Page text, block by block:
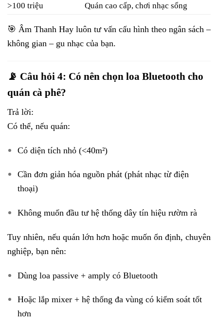
>100 triệu
Quán cao cấp, chơi nhạc sống
🎯 Âm Thanh Hay luôn tư vấn cấu hình theo ngân sách –
không gian – gu nhạc của bạn.
📡 Câu hỏi 4: Có nên chọn loa Bluetooth cho
quán cà phê?
Trả lời:
Có thể, nếu quán:
Có diện tích nhỏ (<40m²)
Cần đơn giản hóa nguồn phát (phát nhạc từ điện
thoại)
Không muốn đầu tư hệ thống dây tín hiệu rườm rà
Tuy nhiên, nếu quán lớn hơn hoặc muốn ổn định, chuyên
nghiệp, bạn nên:
Dùng loa passive + amply có Bluetooth
Hoặc lắp mixer + hệ thống đa vùng có kiểm soát tốt
hơn